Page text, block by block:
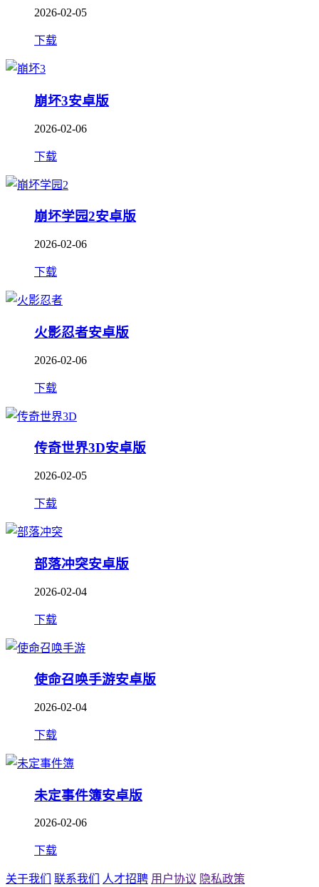
2026-02-05
下载
崩坏3安卓版
2026-02-06
下载
崩坏学园2安卓版
2026-02-06
下载
火影忍者安卓版
2026-02-06
下载
传奇世界3D安卓版
2026-02-05
下载
部落冲突安卓版
2026-02-04
下载
使命召唤手游安卓版
2026-02-04
下载
未定事件簿安卓版
2026-02-06
下载
关于我们 联系我们 人才招聘 用户协议 隐私政策